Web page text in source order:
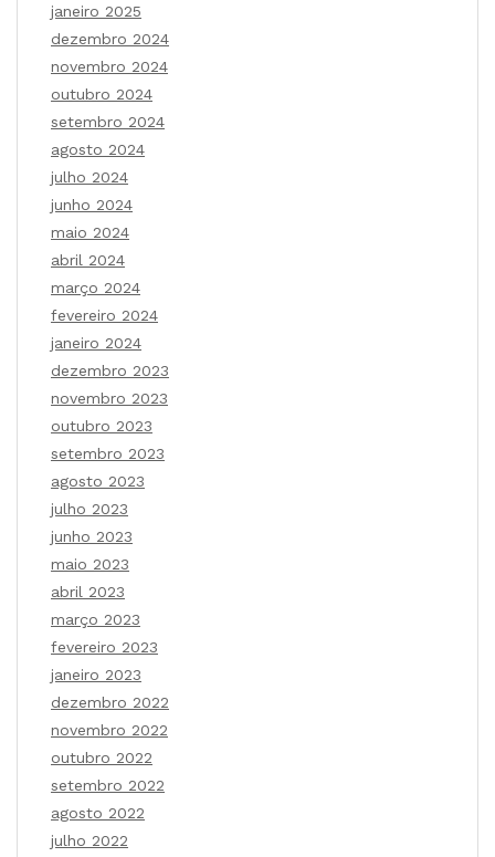
janeiro 2025
dezembro 2024
novembro 2024
outubro 2024
setembro 2024
agosto 2024
julho 2024
junho 2024
maio 2024
abril 2024
março 2024
fevereiro 2024
janeiro 2024
dezembro 2023
novembro 2023
outubro 2023
setembro 2023
agosto 2023
julho 2023
junho 2023
maio 2023
abril 2023
março 2023
fevereiro 2023
janeiro 2023
dezembro 2022
novembro 2022
outubro 2022
setembro 2022
agosto 2022
julho 2022